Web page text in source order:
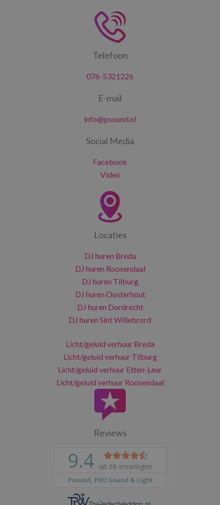
Telefoon
076-5321226
E-mail
info@psound.nl
Social Media
Facebook
Video
Locaties
DJ huren Breda
DJ huren Roosendaal
DJ huren Tilburg
DJ huren Oosterhout
DJ huren Dordrecht
DJ huren Sint Willebrord
Licht/geluid verhuur Breda
Licht/geluid verhuur Tilburg
Licht/geluid verhuur Etten-Leur
Licht/geluid verhuur Roosendaal
Reviews